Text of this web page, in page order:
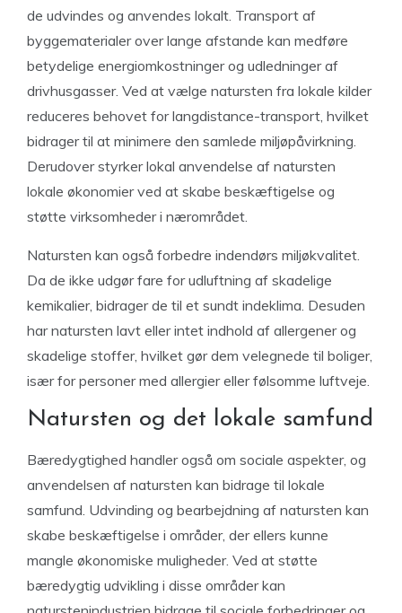
de udvindes og anvendes lokalt. Transport af
byggematerialer over lange afstande kan medføre
betydelige energiomkostninger og udledninger af
drivhusgasser. Ved at vælge natursten fra lokale kilder
reduceres behovet for langdistance-transport, hvilket
bidrager til at minimere den samlede miljøpåvirkning.
Derudover styrker lokal anvendelse af natursten
lokale økonomier ved at skabe beskæftigelse og
støtte virksomheder i nærområdet.
Natursten kan også forbedre indendørs miljøkvalitet.
Da de ikke udgør fare for udluftning af skadelige
kemikalier, bidrager de til et sundt indeklima. Desuden
har natursten lavt eller intet indhold af allergener og
skadelige stoffer, hvilket gør dem velegnede til boliger,
især for personer med allergier eller følsomme luftveje.
Natursten og det lokale samfund
Bæredygtighed handler også om sociale aspekter, og
anvendelsen af natursten kan bidrage til lokale
samfund. Udvinding og bearbejdning af natursten kan
skabe beskæftigelse i områder, der ellers kunne
mangle økonomiske muligheder. Ved at støtte
bæredygtig udvikling i disse områder kan